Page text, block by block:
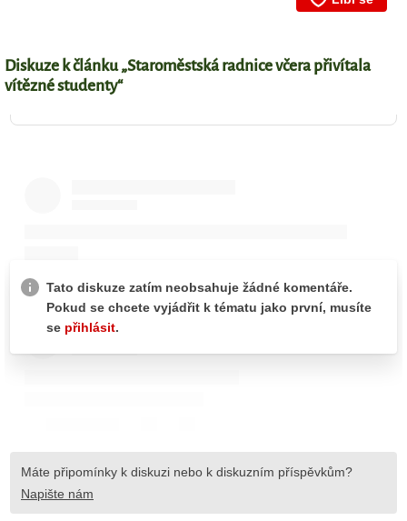
Diskuze k článku „Staroměstská radnice včera přivítala
vítězné studenty“